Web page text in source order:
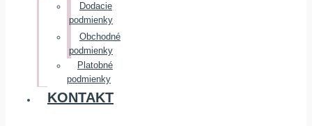
Dodacie
podmienky
Obchodné
podmienky
Platobné
podmienky
KONTAKT